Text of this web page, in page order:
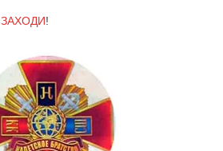
,ЗАХОДИ!